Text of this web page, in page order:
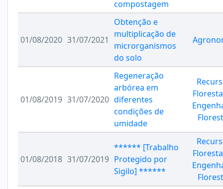
compostagem
01/08/2020 31/07/2021
Obtenção e
multiplicação de
microrganismos
do solo
01/08/2019 31/07/2020
Regeneração
arbórea em
diferentes
condições de
umidade
01/08/2018 31/07/2019
****** [Trabalho
Protegido por
Sigilo] ******